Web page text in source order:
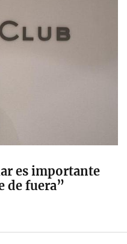
es importante
de fuera”